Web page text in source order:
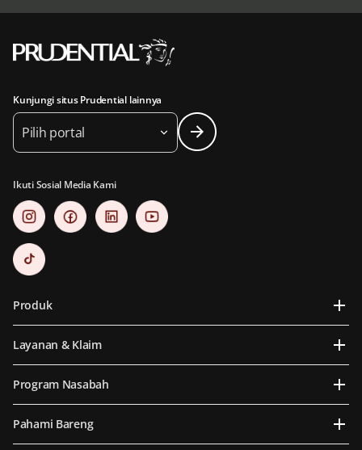
Kunjungi situs Prudential lainnya
Pilih portal
Ikuti Sosial Media Kami
Produk
Layanan & Klaim
Program Nasabah
Pahami Bareng